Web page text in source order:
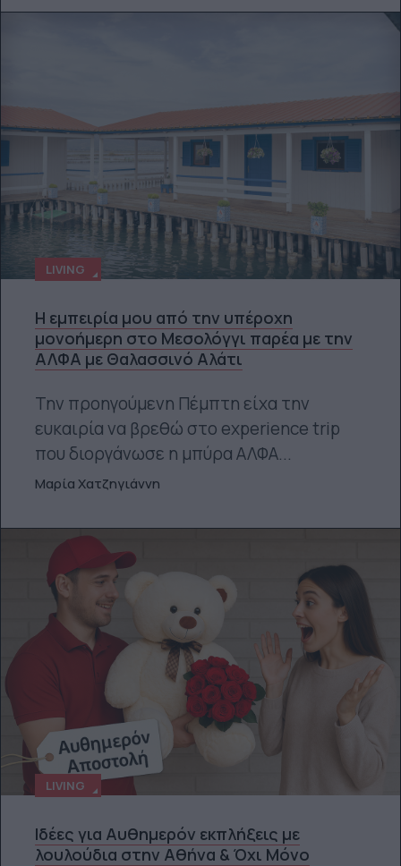
LIVING
Η εμπειρία μου από την υπέροχη
μονοήμερη στο Μεσολόγγι παρέα με την
ΑΛΦΑ με Θαλασσινό Αλάτι
Την προηγούμενη Πέμπτη είχα την
ευκαιρία να βρεθώ στο experience trip
που διοργάνωσε η μπύρα ΑΛΦΑ...
Μαρία Χατζηγιάννη
LIVING
Ιδέες για Αυθημερόν εκπλήξεις με
λουλούδια στην Αθήνα & Όχι Μόνο